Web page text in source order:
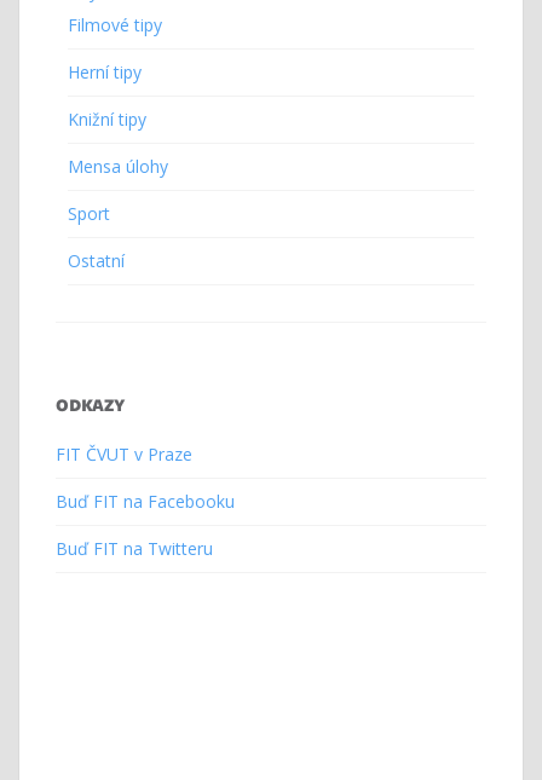
Filmové tipy
Herní tipy
Knižní tipy
Mensa úlohy
Sport
Ostatní
ODKAZY
FIT ČVUT v Praze
Buď FIT na Facebooku
Buď FIT na Twitteru